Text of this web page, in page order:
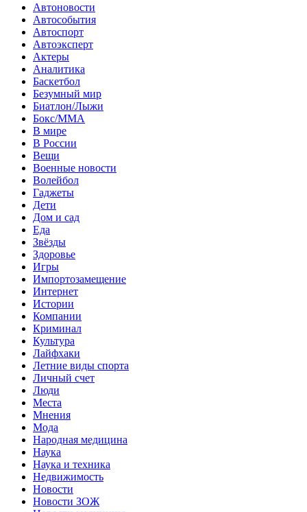
Автоновости
Автособытия
Автоспорт
Автоэксперт
Актеры
Аналитика
Баскетбол
Безумный мир
Биатлон/Лыжи
Бокс/MMA
В мире
В России
Вещи
Военные новости
Волейбол
Гаджеты
Дети
Дом и сад
Еда
Звёзды
Здоровье
Игры
Импортозамещение
Интернет
Истории
Компании
Криминал
Культура
Лайфхаки
Летние виды спорта
Личный счет
Люди
Места
Мнения
Мода
Народная медицина
Наука
Наука и техника
Недвижимость
Новости
Новости ЗОЖ